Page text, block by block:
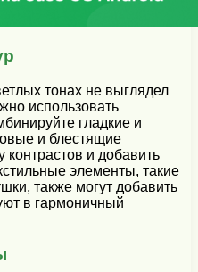
тонах не выглядел
использовать
гладкие и
и блестящие
контрастов и добавить
элементы, такие
также могут добавить
в гармоничный